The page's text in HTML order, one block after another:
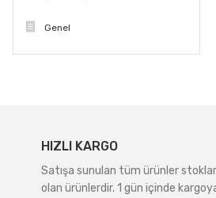
Genel
HIZLI KARGO
Satışa sunulan tüm ürünler
olan ürünlerdir. 1 gün içinde